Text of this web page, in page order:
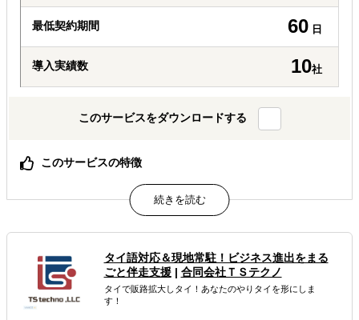
最低契約期間 60 日
導入実績数 10社
このサービスをダウンロードする
このサービスの特徴
日本法人代表者が現地在住し、すべてを管理。初動、レス
ポンスが速い。
属するジャンル
海外進出総合支援 海外市場調査・マーケティング
海外会社設立・登記代行
タイ語対応＆現地常駐！ビジネス進出をまる
ごと伴走支援| 合同会社ＴＳテクノ
タイで販路拡大しタイ！あなたのやりタイを形にしま
す！